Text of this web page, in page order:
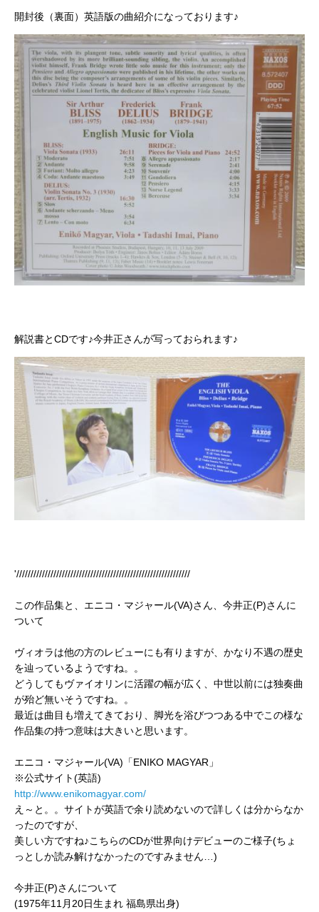
開封後（裏面）英語版の曲紹介になっております♪
解説書とCDです♪今井正さんが写っておられます♪
'/////////////////////////////////////////////////////////////
この作品集と、エニコ・マジャール(VA)さん、今井正(P)さんに
ついて
ヴィオラは他の方のレビューにも有りますが、かなり不遇の歴史
を辿っているようですね。。
どうしてもヴァイオリンに活躍の幅が広く、中世以前には独奏曲
が殆ど無いそうですね。。
最近は曲目も増えてきており、脚光を浴びつつある中でこの様な
作品集の持つ意味は大きいと思います。
エニコ・マジャール(VA)「ENIKO MAGYAR」
※公式サイト(英語)
http://www.enikomagyar.com/
え～と。。サイトが英語で余り読めないので詳しくは分からなか
ったのですが、
美しい方ですね♪こちらのCDが世界向けデビューのご様子(ちょ
っとしか読み解けなかったのですみません…)
今井正(P)さんについて
(1975年11月20日生まれ 福島県出身)